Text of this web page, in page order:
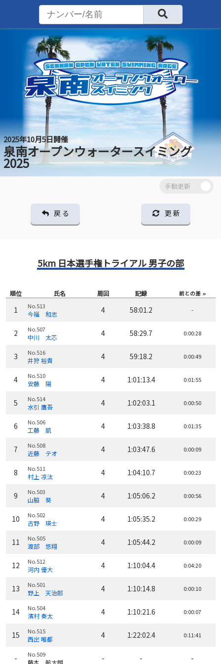
2025年10月5日開催
泉南オープンウォータースイミング
2025
戻 る 更 新
5km 日本選手権トライアル 男子の部
順位 氏名 周回 記録 前との差
1 No.513
今福 和志 4 58:01.2 -
2 No.507
中川 太芯 4 58:29.7 0:00:28
3 No.516
井狩 裕貴 4 59:18.2 0:00:49
4 No.510
安藤 陽 4 1:01:13.4 0:01:55
5 No.514
水引 鷹吾 4 1:02:03.1 0:00:50
6 No.506
工藤 凱 4 1:03:38.8 0:01:35
7 No.508
近藤 テオ 4 1:03:47.6 0:00:09
8 No.511
村上 凉汰 4 1:04:10.7 0:00:23
9 No.503
山脇 葵 4 1:05:06.2 0:00:56
10 No.502
古野 瑛士 4 1:05:35.2 0:00:29
11 No.505
渡部 悠翔 4 1:05:44.2 0:00:09
12 No.512
河内 優大 4 1:10:04.4 0:04:20
13 No.501
野上 天治郎 4 1:10:14.8 0:00:10
14 No.504
濱村 奏太 4 1:10:21.6 0:00:07
15 No.515
西出 唯都 4 1:22:02.4 0:11:41
- No.509
藤本 航太朗 - - -